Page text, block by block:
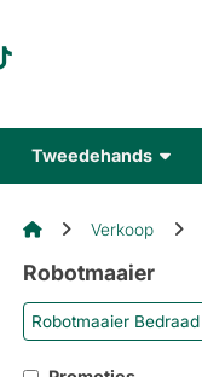
Tweedehands
Verkoop
Robotmaaier
Robotmaaier Bedraad